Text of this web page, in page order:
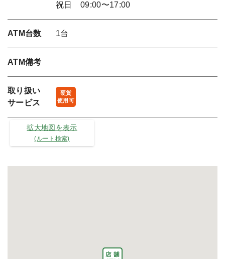
祝日 09:00〜17:00
ATM台数 1台
ATM備考
取り扱い
サービス
硬貨
使用可
拡大地図を表示
(ルート検索)